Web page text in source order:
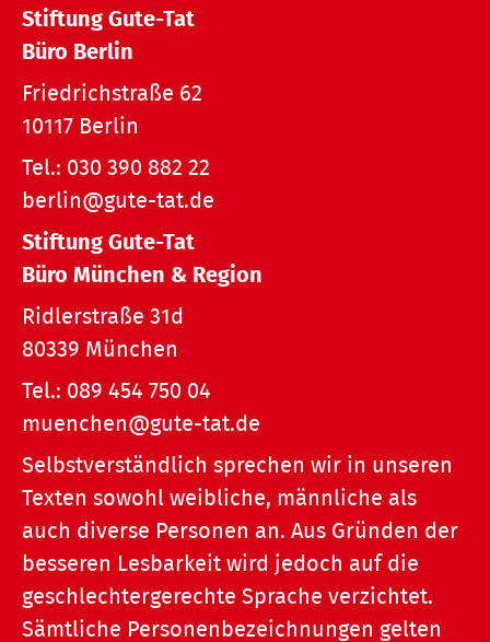
Stiftung Gute-Tat
Büro Berlin
Friedrichstraße 62
10117 Berlin
Tel.: 030 390 882 22
berlin@gute-tat.de
Stiftung Gute-Tat
Büro München & Region
Ridlerstraße 31d
80339 München
Tel.: 089 454 750 04
muenchen@gute-tat.de
Selbstverständlich sprechen wir in unseren
Texten sowohl weibliche, männliche als
auch diverse Personen an. Aus Gründen der
besseren Lesbarkeit wird jedoch auf die
geschlechtergerechte Sprache verzichtet.
Sämtliche Personenbezeichnungen gelten